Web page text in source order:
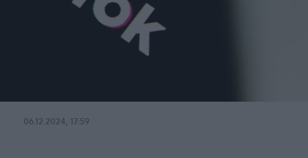
06.12.2024, 17:59